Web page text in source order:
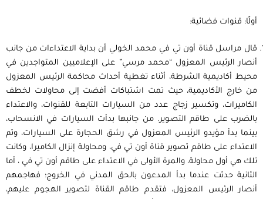
أولًا: قنوات فضائية:
قال مراسل قناة أون تي في محمد الخولي أن بداية الاعتداءات من جانب
أنصار الرئيس المعزول “محمد مرسي” على الإعلاميين المتواجدين في
محيط أكاديمية الشرطة، أثناء تغطية أحداث محاكمة الرئيس المعزول
من خارج الأكاديمية، حيث تمت اشتباكات أفضت إلى محاولات لخطف
الكاميرات، وتكسير زجاج عدد من السيارات التابعة للقنوات، والاعتداء
بالضرب على طاقم التصوير. من جانبها بدأت السيارات في الانسحاب،
بينما بدأ مؤيدو الرئيس المعزول في رشق الحجارة على السيارات، وتم
الاعتداء على طاقم تصوير قناة أون تي في، ومحاولة إنزال الكاميرا، وكانت
تلك هي أول محاولة، والمرة الأولى في الاعتداء على طاقم أون تي في ، أما
الثانية حدثت عندما بدأ المدعون بالحق المدني في الخروج؛ فهاجمهم
أنصار الرئيس المعزول، فتقدم طاقم القناة لتصوير الهجوم عليهم،